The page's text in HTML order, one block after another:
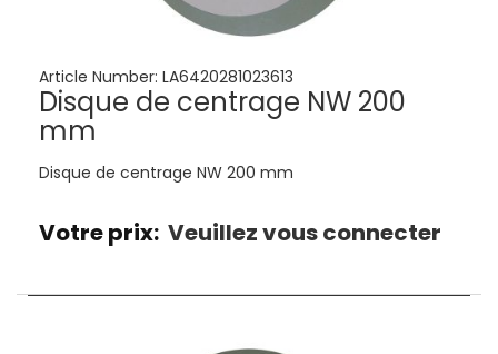
Article Number: LA6420281023613
Disque de centrage NW 200
mm
Disque de centrage NW 200 mm
Votre prix: Veuillez vous connecter